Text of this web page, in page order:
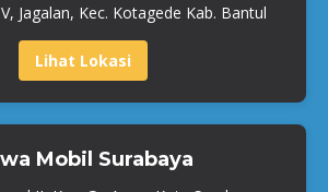
Jagalan, Kec. Kotagede Kab. Bantul
Lihat Lokasi
Mobil Surabaya